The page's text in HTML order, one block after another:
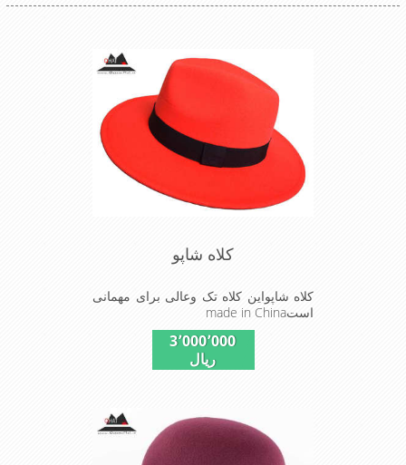
کلاه شاپو
کلاه شاپواین کلاه تک وعالی برای مهمانی
استmade in China
3٬000٬000
ریال